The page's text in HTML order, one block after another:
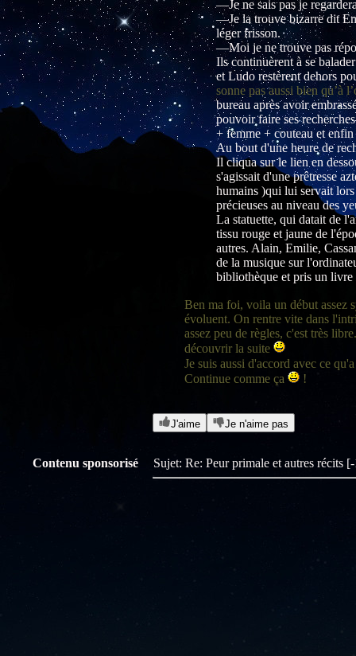
—Je ne sais pas je
—Je la trouve bizarre dit
léger frisson.
—Moi je ne trouve pas
Ils continuèrent à se
et Ludo restèrent dehors
sonne pas aussi bien qu’à
bureau après avoir
pouvoir faire ses
+ femme + couteau et enfin
Au bout d'une heure de
Il cliqua sur le lien en
s'agissait d'une prêtresse
humains )qui lui servait
précieuses au niveau des
La statuette, qui datait de
tissu rouge et jaune de
autres. Alain, Emilie,
de la musique sur
bibliothèque et pris un livre
Ben ma foi, voila un début assez
évoluent. On rentre vite dans
assez peu de règles, c'est très
découvrir la suite
Je suis aussi d'accord avec ce
Continue comme ça
!
J'aime Je n'aime pas
Contenu sponsorisé Sujet: Re: Peur primale et autres